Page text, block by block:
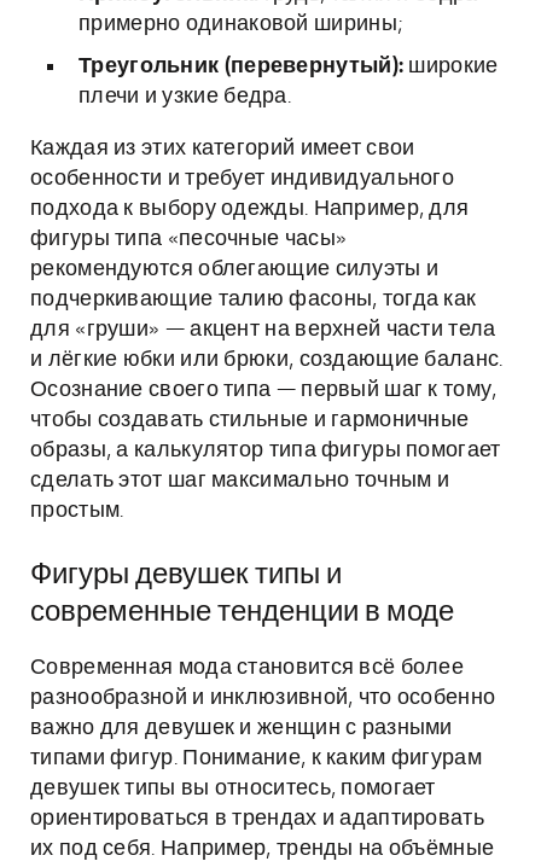
примерно одинаковой ширины;
Треугольник (перевернутый): широкие
плечи и узкие бедра.
Каждая из этих категорий имеет свои
особенности и требует индивидуального
подхода к выбору одежды. Например, для
фигуры типа «песочные часы»
рекомендуются облегающие силуэты и
подчеркивающие талию фасоны, тогда как
для «груши» — акцент на верхней части тела
и лёгкие юбки или брюки, создающие баланс.
Осознание своего типа — первый шаг к тому,
чтобы создавать стильные и гармоничные
образы, а калькулятор типа фигуры помогает
сделать этот шаг максимально точным и
простым.
Фигуры девушек типы и
современные тенденции в моде
Современная мода становится всё более
разнообразной и инклюзивной, что особенно
важно для девушек и женщин с разными
типами фигур. Понимание, к каким фигурам
девушек типы вы относитесь, помогает
ориентироваться в трендах и адаптировать
их под себя. Например, тренды на объёмные